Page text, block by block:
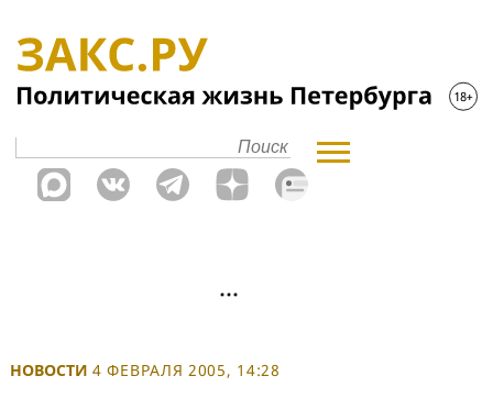
НОВОСТИ 4 ФЕВРАЛЯ 2005, 14:28